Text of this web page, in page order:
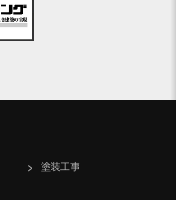
塗装工事